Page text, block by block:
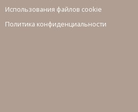
Использования файлов cookie
Политика конфиденциальности